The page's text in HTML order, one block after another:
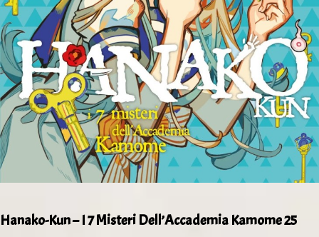
Hanako-Kun – I 7 Misteri Dell’Accademia Kamome 25